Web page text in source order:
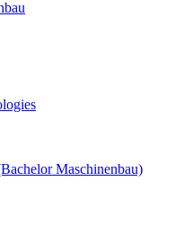
Maschinenbau)